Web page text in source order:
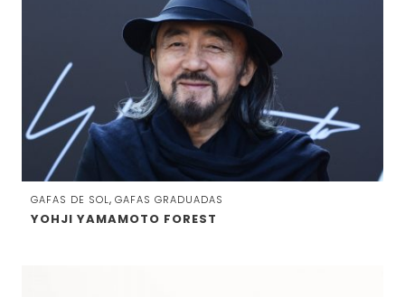
GAFAS DE SOL, GAFAS GRADUADAS
YOHJI YAMAMOTO FOREST